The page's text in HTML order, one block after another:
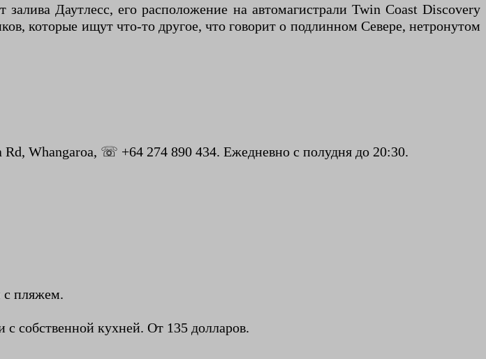
Даутлесс, его расположение на автомагистрали Twin Coast Discovery
которые ищут что-то другое, что говорит о подлинном Севере, нетронутом
Whangaroa, ☏ +64 274 890 434. Ежедневно с полудня до 20:30.
с пляжем.
собственной кухней. От 135 долларов.